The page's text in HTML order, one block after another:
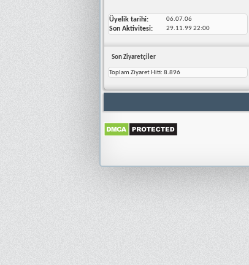
Üyelik tarihi 06.07.06
Son Aktivitesi 29.11.9922:00
Son Ziyaretçiler
Toplam Ziyaret Hiti: 8.896